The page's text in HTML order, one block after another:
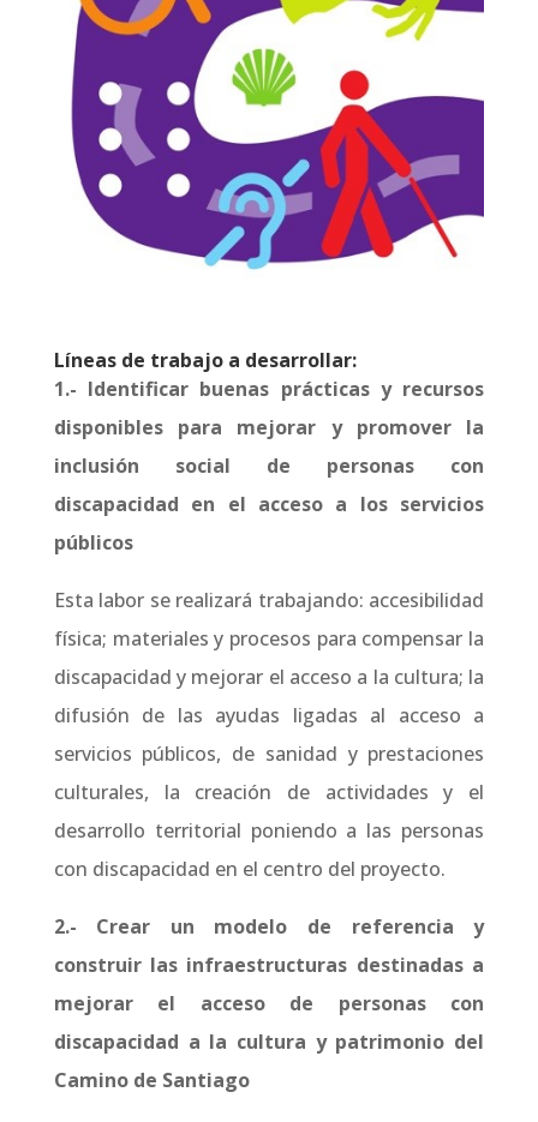
Líneas de trabajo a desarrollar:
1.- Identificar buenas prácticas y recursos
disponibles para mejorar y promover la
inclusión social de personas con
discapacidad en el acceso a los servicios
públicos
Esta labor se realizará trabajando: accesibilidad
física; materiales y procesos para compensar la
discapacidad y mejorar el acceso a la cultura; la
difusión de las ayudas ligadas al acceso a
servicios públicos, de sanidad y prestaciones
culturales, la creación de actividades y el
desarrollo territorial poniendo a las personas
con discapacidad en el centro del proyecto.
2.- Crear un modelo de referencia y
construir las infraestructuras destinadas a
mejorar el acceso de personas con
discapacidad a la cultura y patrimonio del
Camino de Santiago